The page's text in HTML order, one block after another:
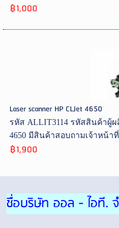
฿1,000
Laser scanner HP CLJet 4650
รหัส ALLIT3114 รหัสสินค้าผู้ผลิ
4650 มีสินค้าสอบถามเจ้าหน้า
฿1,900
ชื่อบริษัท ออล - ไอที.